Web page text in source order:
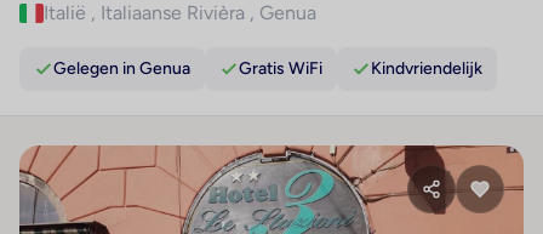
Italië , Italiaanse Rivièra , Genua
Gelegen in Genua Gratis WiFi Kindvriendelijk